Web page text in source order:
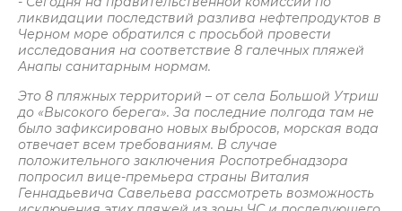
ликвидации последствий разлива нефтепродуктов в
Черном море обратился с просьбой провести
исследования на соответствие 8 галечных пляжей
Анапы санитарным нормам.
Это 8 пляжных территорий – от села Большой Утриш
до «Высокого берега». За последние полгода там не
было зафиксировано новых выбросов, морская вода
отвечает всем требованиям. В случае
положительного заключения Роспотребнадзора
попросил вице-премьера страны Виталия
Геннадьевича Савельева рассмотреть возможность